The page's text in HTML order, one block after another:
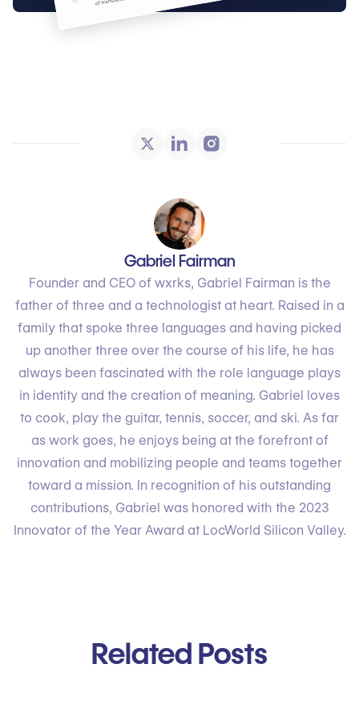
Gabriel Fairman
Founder and CEO of wxrks, Gabriel Fairman is the
father of three and a technologist at heart. Raised in a
family that spoke three languages and having picked
up another three over the course of his life, he has
always been fascinated with the role language plays
in identity and the creation of meaning. Gabriel loves
to cook, play the guitar, tennis, soccer, and ski. As far
as work goes, he enjoys being at the forefront of
innovation and mobilizing people and teams together
toward a mission. In recognition of his outstanding
contributions, Gabriel was honored with the 2023
Innovator of the Year Award at LocWorld Silicon Valley.
Related Posts